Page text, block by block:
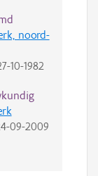
noord-
10-1982
09-2009